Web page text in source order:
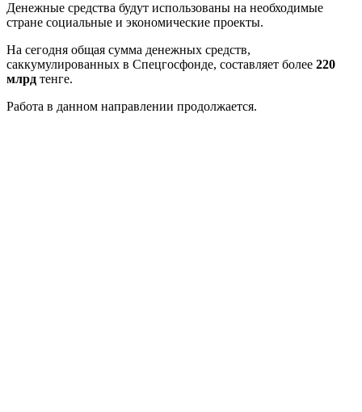
Денежные средства будут использованы на необходимые
стране социальные и экономические проекты.
На сегодня общая сумма денежных средств,
саккумулированных в Cпецгосфонде, составляет более 220
млрд тенге.
Работа в данном направлении продолжается.